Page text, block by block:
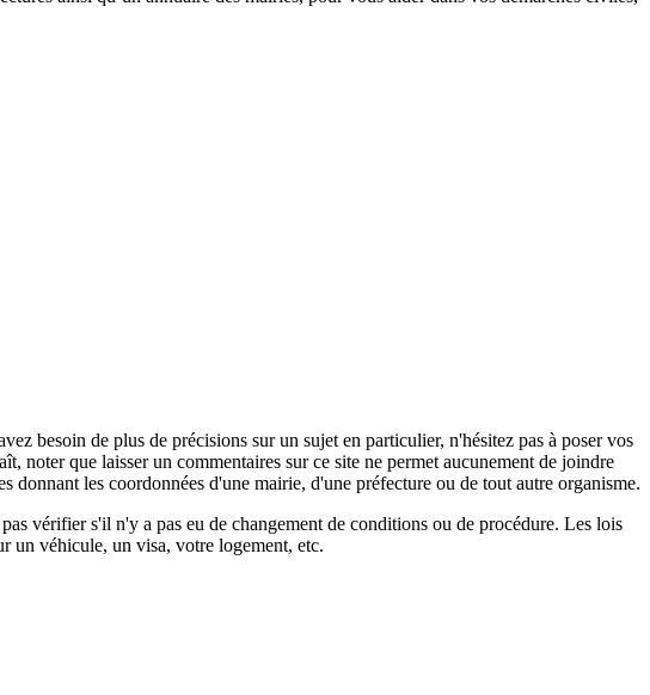
besoin de plus de précisions sur un sujet en particulier, n'hésitez pas à poser vos
noter que laisser un commentaires sur ce site ne permet aucunement de joindre
les coordonnées d'une mairie, d'une préfecture ou de tout autre organisme.
vérifier s'il n'y a pas eu de changement de conditions ou de procédure. Les lois
un véhicule, un visa, votre logement, etc.